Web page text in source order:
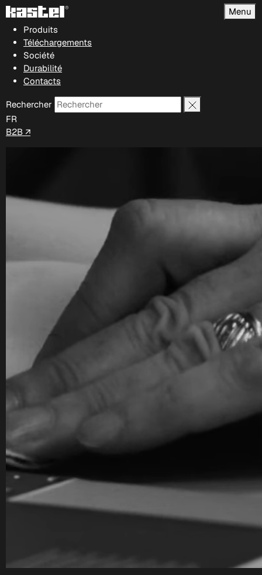
Menu
Produits
Téléchargements
Société
Durabilité
Contacts
Rechercher
FR
B2B ↗